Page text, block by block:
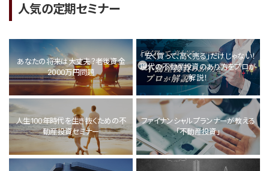
人気の定期セミナー
あなたの将来は大丈夫？老後資金
2000万円問題
「安く買って、高く売る」だけじゃない！
現代の不動産投資のあり方をプロが
解説！
人生100年時代を生き抜くための不
動産投資セミナー
ファイナンシャルプランナーが教える
「不動産投資」